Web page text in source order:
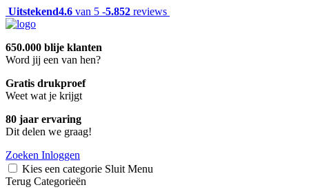
Uitstekend4.6 van 5 -5.852 reviews
650.000 blije klanten
Word jij een van hen?
Gratis drukproef
Weet wat je krijgt
80 jaar ervaring
Dit delen we graag!
Zoeken Inloggen
Kies een categorie Sluit Menu
Terug Categorieën